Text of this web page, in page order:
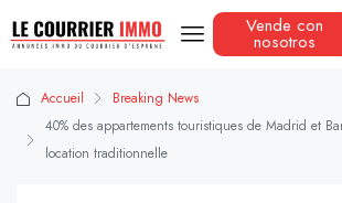
Vende con
nosotros
Accueil
Breaking News
40% des appartements touristiques de Madrid et
location traditionnelle